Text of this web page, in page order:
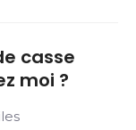
casse
moi ?